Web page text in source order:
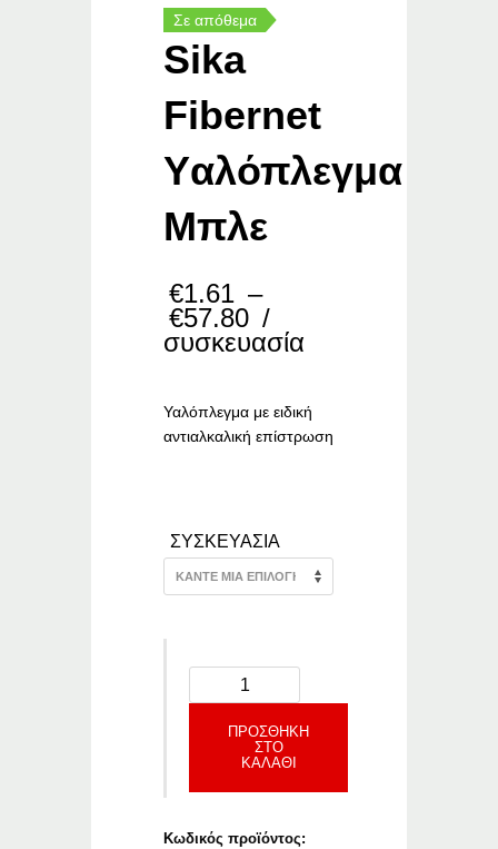
Σε απόθεμα
Sika
Fibernet
Yαλόπλεγμα
Μπλε
€1.61 –
€57.80 Price
range:
€57.80
/
συσκευασία
Υαλόπλεγμα με ειδική
αντιαλκαλική επίστρωση
ΣΥΣΚΕΥΑΣΙΑ
ΠΡΟΣΘΉΚΗ
ΣΤΟ
ΚΑΛΆΘΙ
Κωδικός προϊόντος: